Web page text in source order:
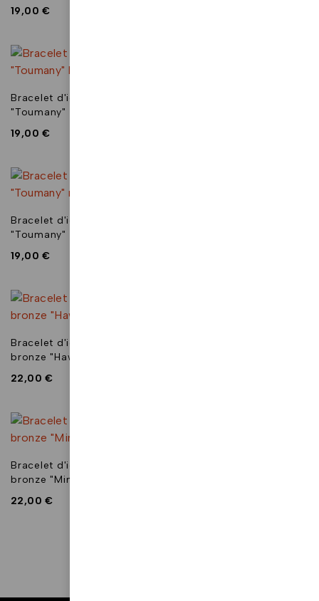
19,00€
Bracelet d'identité
"Toumany" bleu
19,00€
Bracelet d'identité
"Toumany" rouge
19,00€
Bracelet d'identité en
bronze "Hawa"
22,00€
Bracelet d'identité en
bronze "Mimi"
22,00€